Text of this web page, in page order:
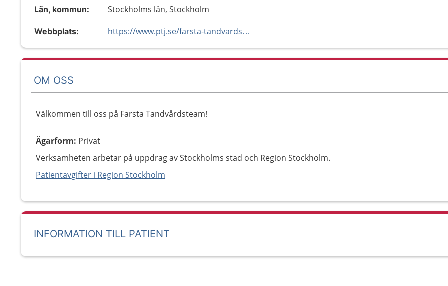
Län, kommun: Stockholms län, Stockholm
Webbplats: https://www.ptj.se/farsta-tandvardsteam/
OM OSS
Välkommen till oss på Farsta Tandvårdsteam!
Ägarform: Privat
Verksamheten arbetar på uppdrag av Stockholms stad och Region Stockholm.
Patientavgifter i Region Stockholm
INFORMATION TILL PATIENT